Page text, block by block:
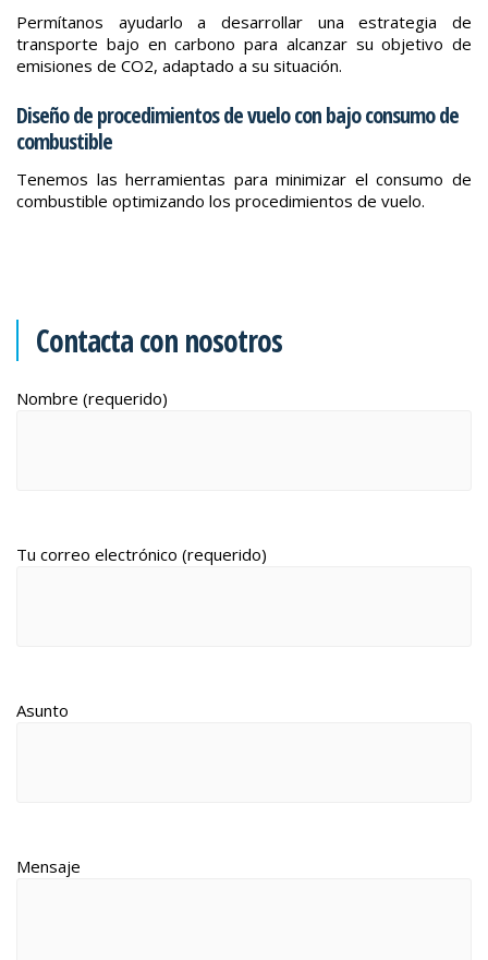
Permítanos ayudarlo a desarrollar una estrategia de
transporte bajo en carbono para alcanzar su objetivo de
emisiones de CO2, adaptado a su situación.
Diseño de procedimientos de vuelo con bajo consumo de
combustible
Tenemos las herramientas para minimizar el consumo de
combustible optimizando los procedimientos de vuelo.
Contacta con nosotros
Nombre (requerido)
Tu correo electrónico (requerido)
Asunto
Mensaje